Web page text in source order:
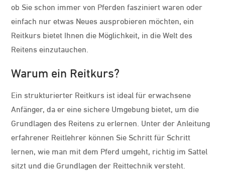
ob Sie schon immer von Pferden fasziniert waren oder
einfach nur etwas Neues ausprobieren möchten, ein
Reitkurs bietet Ihnen die Möglichkeit, in die Welt des
Reitens einzutauchen.
Warum ein Reitkurs?
Ein strukturierter Reitkurs ist ideal für erwachsene
Anfänger, da er eine sichere Umgebung bietet, um die
Grundlagen des Reitens zu erlernen. Unter der Anleitung
erfahrener Reitlehrer können Sie Schritt für Schritt
lernen, wie man mit dem Pferd umgeht, richtig im Sattel
sitzt und die Grundlagen der Reittechnik versteht.